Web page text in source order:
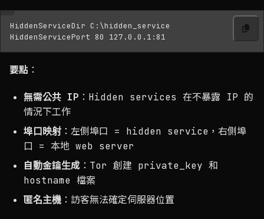
HiddenServiceDir C:\hidden_service
要點 ：
無需公共 IP ：Hidden services 在不暴露 IP 的
情況下工作
埠口映射 ：左側埠口 = hidden service，右側埠
口 = 本地 web server
自動金鑰生成 ：Tor 創建 private_key 和
hostname 檔案
匿名主機 ：訪客無法確定伺服器位置